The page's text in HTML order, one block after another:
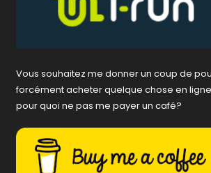
Vous souhaitez me donner un coup de
forcément acheter quelque chose en
pour quoi ne pas me payer un café?